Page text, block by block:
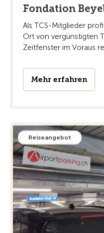
Fondation
Als TCS-Mitglieder
Ort von vergünstigten
Zeitfenster im Voraus
Mehr erfahren
Reiseangebot